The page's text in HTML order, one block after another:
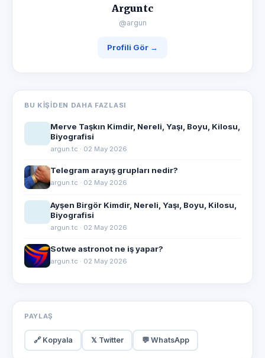
Arguntc
@argun
Profili Gör →
BU KIŞIDEN DAHA FAZLASI
Merve Taşkın Kimdir, Nereli, Yaşı, Boyu, Kilosu,
Biyografisi
argun.tc · 02 May 2026
Telegram arayış grupları nedir?
argun.tc · 02 May 2026
Ayşen Birgör Kimdir, Nereli, Yaşı, Boyu, Kilosu,
Biyografisi
argun.tc · 02 May 2026
Sotwe astronot ne iş yapar?
argun.tc · 02 May 2026
PAYLAŞ
🔗 Kopyala 𝕏 Twitter 💬 WhatsApp